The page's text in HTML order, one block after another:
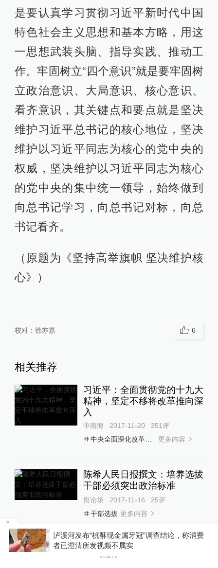
是要认真学习贯彻习近平新时代中国
特色社会主义思想和基本方略，用这
一思想武装头脑、指导实践、推动工
作。牢固树立“四个意识”就是要牢固树
立政治意识、大局意识、核心意识、
看齐意识，其关键点和要点就是坚决
维护习近平总书记的核心地位，坚决
维护以习近平同志为核心的党中央的
权威，坚决维护以习近平同志为核心
的党中央的集中统一领导，始终做到
向总书记学习，向总书记对标，向总
书记看齐。
（原题为《坚持高举旗帜 坚决维护核
心》）
校对： 徐亦嘉 6
相关推荐
习近平：全面贯彻党的十九大
精神，坚定不移将改革推向深
入
中南海 2017-11-20 351评
中央全面深化改革领导小组
更多内容
陈希人民日报撰文：培养选拔
干部必须突出政治标准
舆论场 2017-11-16 25评
干部选拔 更多内容
许其亮：牢固确立习近平强军
思想在国防军队建设中的指导
泰国校园枪击案已致2人死亡、约20人受伤